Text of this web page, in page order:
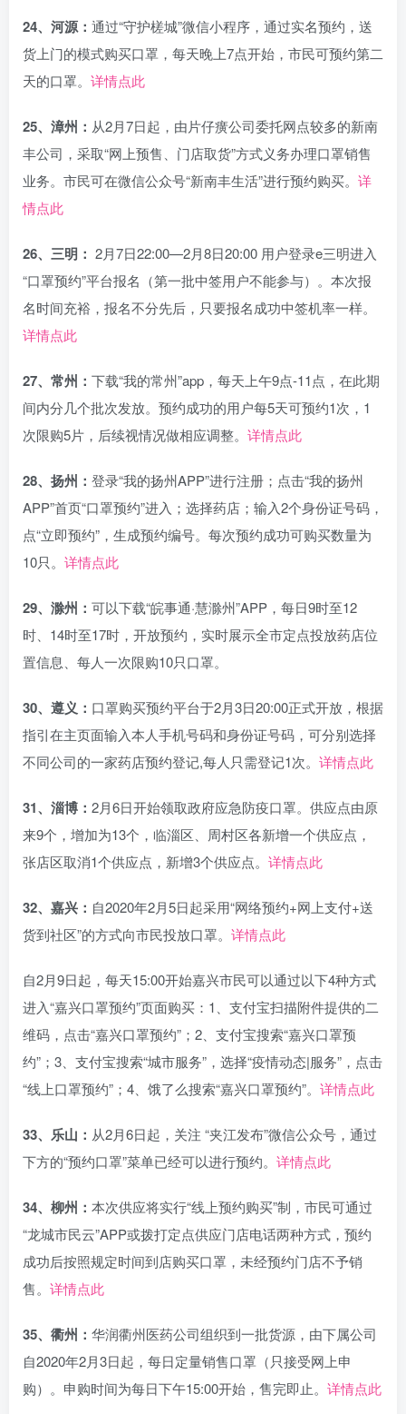
24、河源： 通过“守护槎城”微信小程序，通过实名预约，送
货上门的模式购买口罩，每天晚上7点开始，市民可预约第二
天的口罩。 详情点此
25、漳州： 从2月7日起，由片仔癀公司委托网点较多的新南
丰公司，采取“网上预售、门店取货”方式义务办理口罩销售
业务。市民可在微信公众号“新南丰生活”进行预约购买。 详
情点此
26、三明： 2月7日22:00—2月8日20:00 用户登录e三明进入
“口罩预约”平台报名（第一批中签用户不能参与）。本次报
名时间充裕，报名不分先后，只要报名成功中签机率一样。
详情点此
27、常州： 下载“我的常州”app，每天上午9点-11点，在此期
间内分几个批次发放。预约成功的用户每5天可预约1次，1
次限购5片，后续视情况做相应调整。 详情点此
28、扬州： 登录“我的扬州APP”进行注册；点击“我的扬州
APP”首页“口罩预约”进入；选择药店；输入2个身份证号码，
点“立即预约”，生成预约编号。每次预约成功可购买数量为
10只。 详情点此
29、滁州： 可以下载“皖事通·慧滁州”APP，每日9时至12
时、14时至17时，开放预约，实时展示全市定点投放药店位
置信息、每人一次限购10只口罩。
30、遵义： 口罩购买预约平台于2月3日20:00正式开放，根据
指引在主页面输入本人手机号码和身份证号码，可分别选择
不同公司的一家药店预约登记,每人只需登记1次。 详情点此
31、淄博： 2月6日开始领取政府应急防疫口罩。供应点由原
来9个，增加为13个，临淄区、周村区各新增一个供应点，
张店区取消1个供应点，新增3个供应点。 详情点此
32、嘉兴： 自2020年2月5日起采用“网络预约+网上支付+送
货到社区”的方式向市民投放口罩。 详情点此
自2月9日起，每天15:00开始嘉兴市民可以通过以下4种方式
进入“嘉兴口罩预约”页面购买：1、支付宝扫描附件提供的二
维码，点击“嘉兴口罩预约”；2、支付宝搜索“嘉兴口罩预
约”；3、支付宝搜索“城市服务”，选择“疫情动态|服务”，点击
“线上口罩预约”；4、饿了么搜索“嘉兴口罩预约”。 详情点此
33、乐山： 从2月6日起，关注 “夹江发布”微信公众号，通过
下方的“预约口罩”菜单已经可以进行预约。 详情点此
34、柳州： 本次供应将实行“线上预约购买”制，市民可通过
“龙城市民云”APP或拨打定点供应门店电话两种方式，预约
成功后按照规定时间到店购买口罩，未经预约门店不予销
售。 详情点此
35、衢州： 华润衢州医药公司组织到一批货源，由下属公司
自2020年2月3日起，每日定量销售口罩（只接受网上申
购）。申购时间为每日下午15:00开始，售完即止。 详情点此